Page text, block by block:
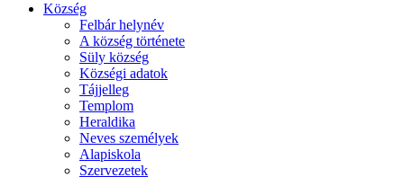
Község
Felbár helynév
A község története
Süly község
Községi adatok
Tájjelleg
Templom
Heraldika
Neves személyek
Alapiskola
Szervezetek